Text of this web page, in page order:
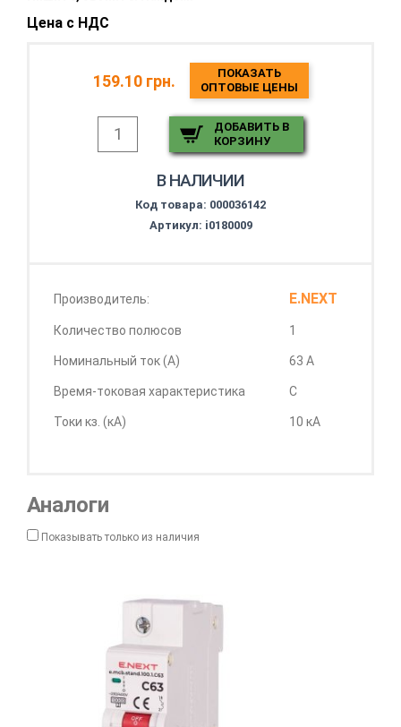
Цена с НДС
159.10 грн.
ПОКАЗАТЬ
ОПТОВЫЕ ЦЕНЫ
ДОБАВИТЬ В
КОРЗИНУ
В НАЛИЧИИ
Код товара: 000036142
Артикул: i0180009
Производитель: E.NEXT
Количество полюсов 1
Номинальный ток (А) 63 А
Время-токовая характеристика C
Токи кз. (кА) 10 кА
Аналоги
Показывать только из наличия